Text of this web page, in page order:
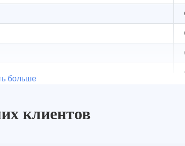
больше
клиентов